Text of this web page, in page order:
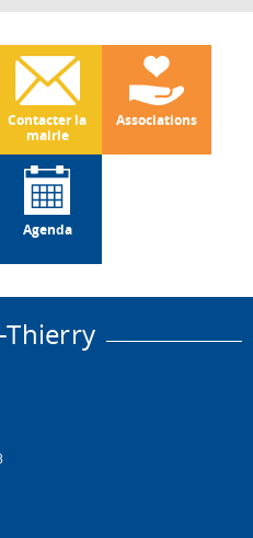
Contacter la
mairie
Associations
Agenda
Thierry